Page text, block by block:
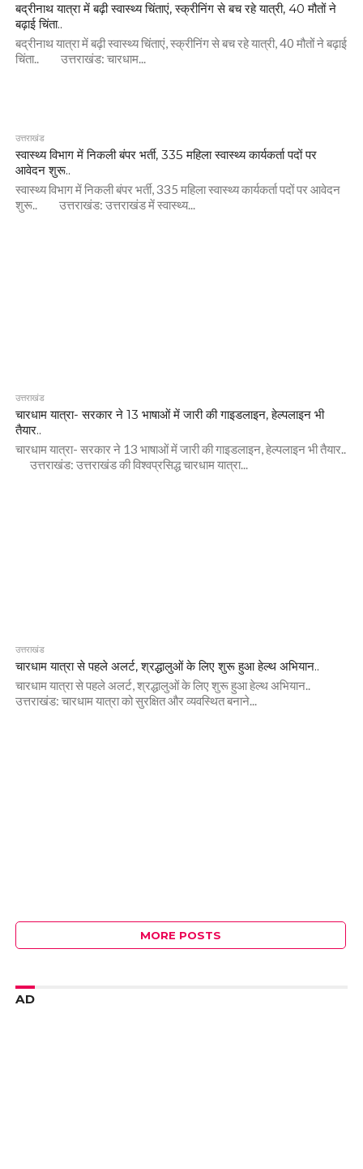
बद्रीनाथ यात्रा में बढ़ी स्वास्थ्य चिंताएं, स्क्रीनिंग से बच रहे यात्री, 40 मौतों ने
बढ़ाई चिंता..
बद्रीनाथ यात्रा में बढ़ी स्वास्थ्य चिंताएं, स्क्रीनिंग से बच रहे यात्री, 40 मौतों ने बढ़ाई
चिंता.. उत्तराखंड: चारधाम...
उत्तराखंड
स्वास्थ्य विभाग में निकली बंपर भर्ती, 335 महिला स्वास्थ्य कार्यकर्ता पदों पर
आवेदन शुरू..
स्वास्थ्य विभाग में निकली बंपर भर्ती, 335 महिला स्वास्थ्य कार्यकर्ता पदों पर आवेदन
शुरू.. उत्तराखंड: उत्तराखंड में स्वास्थ्य...
उत्तराखंड
चारधाम यात्रा- सरकार ने 13 भाषाओं में जारी की गाइडलाइन, हेल्पलाइन भी
तैयार..
चारधाम यात्रा- सरकार ने 13 भाषाओं में जारी की गाइडलाइन, हेल्पलाइन भी तैयार..
उत्तराखंड: उत्तराखंड की विश्वप्रसिद्ध चारधाम यात्रा...
उत्तराखंड
चारधाम यात्रा से पहले अलर्ट, श्रद्धालुओं के लिए शुरू हुआ हेल्थ अभियान..
चारधाम यात्रा से पहले अलर्ट, श्रद्धालुओं के लिए शुरू हुआ हेल्थ अभियान..
उत्तराखंड: चारधाम यात्रा को सुरक्षित और व्यवस्थित बनाने...
MORE POSTS
AD